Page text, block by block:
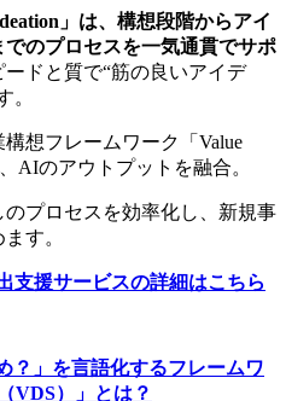
」は、構想段階からアイ
のプロセスを一気通貫でサポ
ドと質で“筋の良いアイデ
。
想フレームワーク「Value
AIのアウトプットを融合。
プロセスを効率化し、新規事
す。
支援サービスの詳細はこちら
？」を言語化するフレームワ
VDS）」とは？